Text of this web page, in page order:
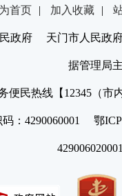
首页 | 加入收藏 |
民政府 天门市人民政
据管理局
便民热线【12345（市
码：4290060001 鄂